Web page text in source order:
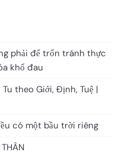
phải để trốn tránh thực
khổ đau
theo Giới, Định, Tuệ |
có một bầu trời riêng